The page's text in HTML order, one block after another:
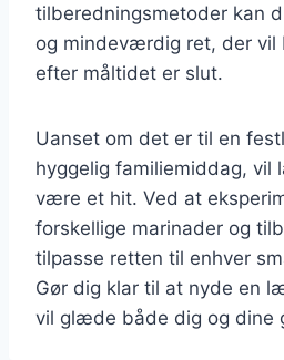
tilberedningsmetoder kan
og mindeværdig ret, der
efter måltidet er slut.
Uanset om det er til en
hyggelig familiemiddag, vil
være et hit. Ved at
forskellige marinader og
tilpasse retten til enhver
Gør dig klar til at nyde en
vil glæde både dig og dine